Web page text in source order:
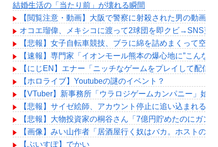
結婚生活の「当たり前」が壊れる瞬間
【閲覧注意・動画】大阪で警察に射殺された男の動画
オコエ瑠偉、メキシコに渡って2球団を即クビ→SNS更
【悲報】女子自転車競技、ブラに綿を詰めまくって空
【速報】専門家「イオンモール熊本の爆心地に”こんな
【にじEN】エナー「ニッチなゲームをプレイして配
【ホロライブ】Youtubeの謎のイベント？
【VTuber】新事務所「ウラロジゲームカンパニー」始
【悲報】サイゼ絵師、アカウント停止に追い込まれる
【悲報】大物投資家の桐谷さん「7億円貯めたのにガン
【画像】みい山作者「居酒屋行く奴はバカ。ホストの
【ぶいすぽ】でかい